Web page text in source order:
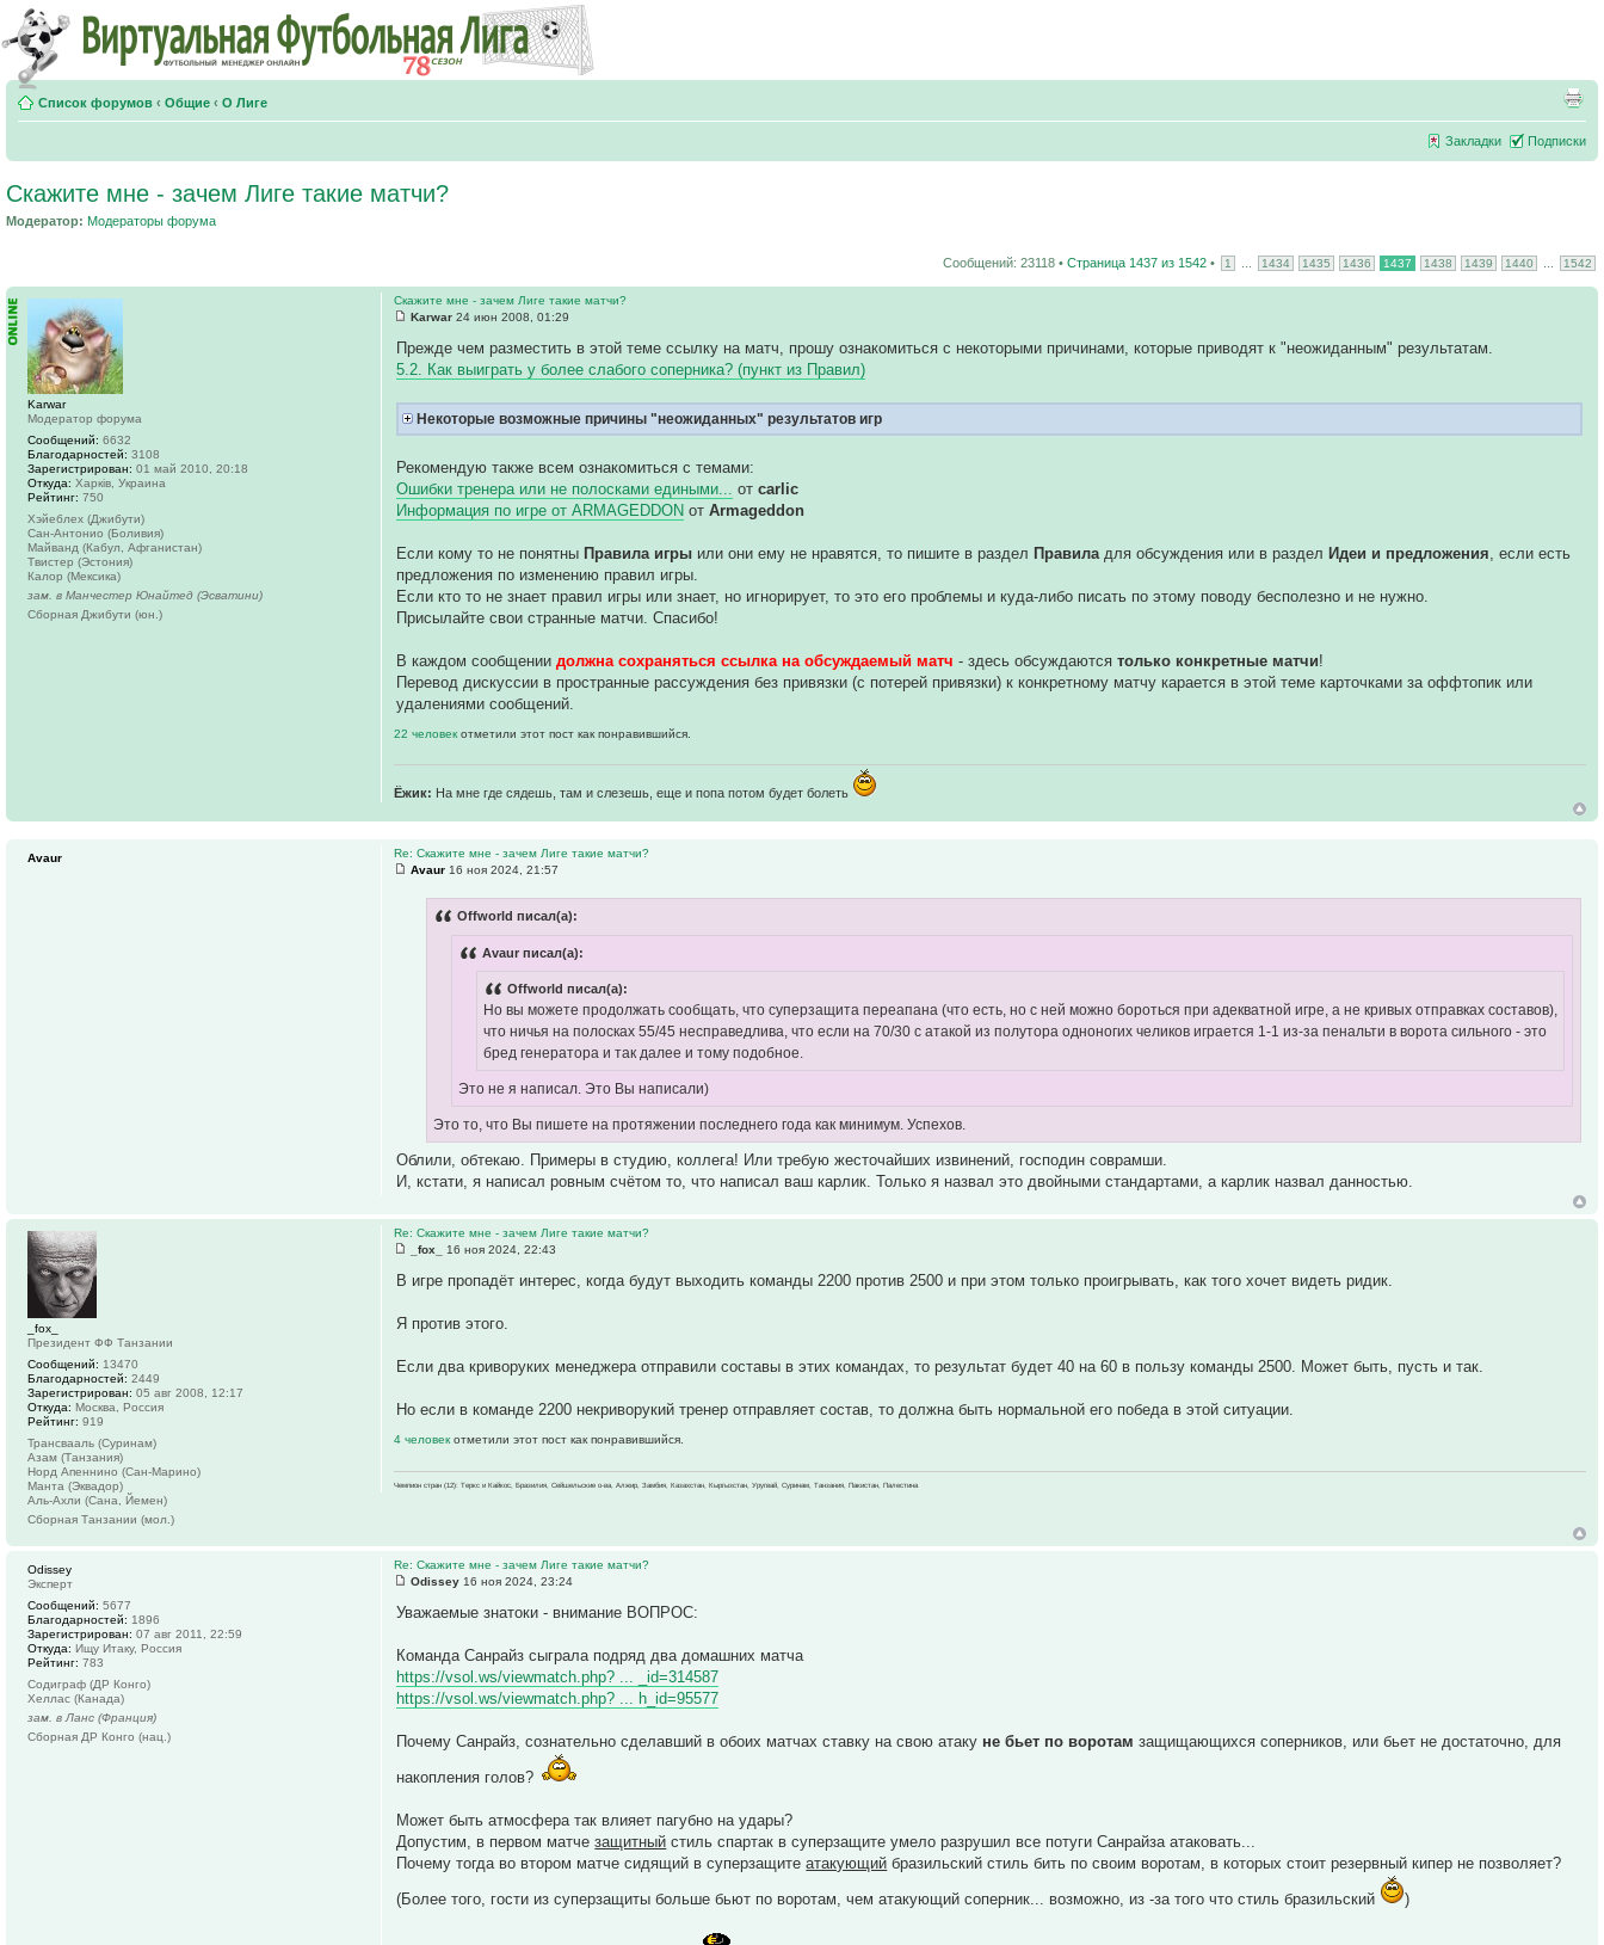
Список форумов ‹ Общие ‹ О Лиге
Закладки Подписки
Скажите мне - зачем Лиге такие матчи?
Модератор: Модераторы форума
Сообщений: 23118 • Страница 1437 из 1542 • 1 1434 1435 1436 1437 1438 1439 1440 1542
Скажите мне - зачем Лиге такие матчи?
Karwar 24 июн 2008, 01:29
Прежде чем разместить в этой теме ссылку на матч, прошу ознакомиться с некоторыми причинами, которые приводят к "неожиданным" результатам.
5.2. Как выиграть у более слабого соперника? (пункт из Правил)
Некоторые возможные причины "неожиданных" результатов игр
Рекомендую также всем ознакомиться с темами:
Ошибки тренера или не полосками едиными...
отcarlic
Информация по игре от ARMAGEDDON отArmageddon
Если кому то не понятныПравила игры или они ему не нравятся, то пишите в разделПравила для обсуждения или в разделИдеи и предложения , если есть
предложения по изменению правил игры.
Если кто то не знает правил игры или знает, но игнорирует, то это его проблемы и куда-либо писать по этому поводу бесполезно и не нужно.
Присылайте свои странные матчи. Спасибо!
В каждом сообщениидолжна сохраняться ссылка на обсуждаемый матч - здесь обсуждаютсятолько конкретные матчи!
Перевод дискуссии в пространные рассуждения без привязки (с потерей привязки) к конкретному матчу карается в этой теме карточками за оффтопик или
удалениями сообщений.
22 человекотметили этот пост как понравившийся.
Ёжик: На мне где сядешь, там и слезешь, еще и попа потом будет болеть
Karwar
Модератор форума
Сообщений: 6632
Благодарностей: 3108
Зарегистрирован: 01 май 2010, 20:18
Откуда: Харків, Украина
Рейтинг: 750
Хэйеблех (Джибути)
Сан-Антонио (Боливия)
Майванд (Кабул, Афганистан)
Твистер (Эстония)
Калор (Мексика)
зам. в Манчестер Юнайтед (Эсватини)
Сборная Джибути (юн.)
Re: Скажите мне - зачем Лиге такие матчи?
Avaur 16 ноя 2024, 21:57
Offworld писал(а):
Avaur писал(а):
Offworld писал(а):
Но вы можете продолжать сообщать, что суперзащита переапана (что есть, но с ней можно бороться при адекватной игре, а не кривых отправках составов),
что ничья на полосках 55/45 несправедлива, что если на 70/30 с атакой из полутора одноногих челиков играется 1-1 из-за пенальти в ворота сильного - это
бред генератора и так далее и тому подобное.
Это не я написал. Это Вы написали)
Это то, что Вы пишете на протяжении последнего года как минимум. Успехов.
Облили, обтекаю. Примеры в студию, коллега! Или требую жесточайших извинений, господин соврамши.
И, кстати, я написал ровным счётом то, что написал ваш карлик. Только я назвал это двойными стандартами, а карлик назвал данностью.
Avaur
Re: Скажите мне - зачем Лиге такие матчи?
_fox_
16 ноя 2024, 22:43
В игре пропадёт интерес, когда будут выходить команды 2200 против 2500 и при этом только проигрывать, как того хочет видеть ридик.
Я против этого.
Если два криворуких менеджера отправили составы в этих командах, то результат будет 40 на 60 в пользу команды 2500. Может быть, пусть и так.
Но если в команде 2200 некриворукий тренер отправляет состав, то должна быть нормальной его победа в этой ситуации.
4 человекотметили этот пост как понравившийся.
Чемпион стран (12): Теркс и Кайкос, Бразилия, Сейшельские о-ва, Алжир, Замбия, Казахстан, Кыргызстан, Уругвай, Суринам, Танзания, Пакистан, Палестина
_fox_
Президент ФФ Танзании
Сообщений: 13470
Благодарностей: 2449
Зарегистрирован: 05 авг 2008, 12:17
Откуда: Москва, Россия
Рейтинг: 919
Трансвааль (Суринам)
Азам (Танзания)
Норд Апеннино (Сан-Марино)
Манта (Эквадор)
Аль-Ахли (Сана, Йемен)
Сборная Танзании (мол.)
Re: Скажите мне - зачем Лиге такие матчи?
Odissey 16 ноя 2024, 23:24
Уважаемые знатоки - внимание ВОПРОС:
Команда Санрайз сыграла подряд два домашних матча
https://vsol.ws/viewmatch.php? ... _id=314587
https://vsol.ws/viewmatch.php? ... h_id=95577
Почему Санрайз, сознательно сделавший в обоих матчах ставку на свою атаку не бьет по воротам защищающихся соперников, или бьет не достаточно, для
накопления голов?
Может быть атмосфера так влияет пагубно на удары?
Допустим, в первом матчезащитный стиль спартак в суперзащите умело разрушил все потуги Санрайза атаковать...
Почему тогда во втором матче сидящий в суперзащитеатакующий бразильский стиль бить по своим воротам, в которых стоит резервный кипер не позволяет?
(Более того, гости из суперзащиты больше бьют по воротам, чем атакующий соперник... возможно, из -за того что стиль бразильский
)
Odissey
Эксперт
Сообщений: 5677
Благодарностей: 1896
Зарегистрирован: 07 авг 2011, 22:59
Откуда: Ищу Итаку, Россия
Рейтинг: 783
Содиграф (ДР Конго)
Хеллас (Канада)
зам. в Ланс (Франция)
Сборная ДР Конго (нац.)